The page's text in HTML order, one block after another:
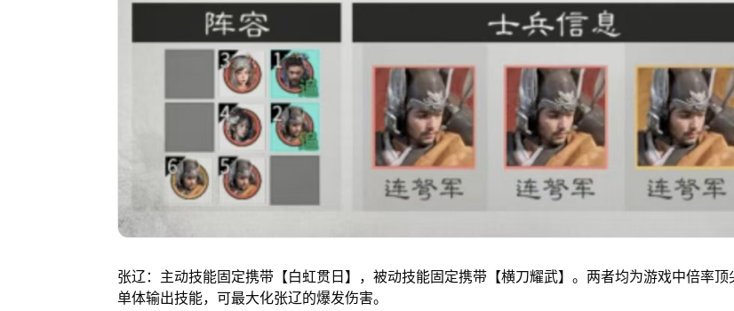
张辽：主动技能固定携带【白虹贯日】，被动技能固定携带【横刀耀武】。两者均为游戏中倍率顶
单体输出技能，可最大化张辽的爆发伤害。